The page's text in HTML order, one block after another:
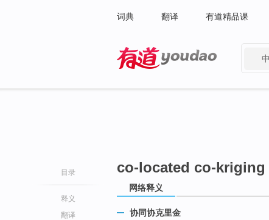
词典 翻译 有道精品课
目录
释义
翻译
co-located co-kriging
网络释义
协同协克里金